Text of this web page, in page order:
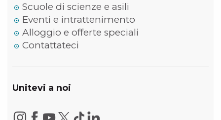
Scuole di scienze e asili
Eventi e intrattenimento
Alloggio e offerte speciali
Contattateci
Unitevi a noi